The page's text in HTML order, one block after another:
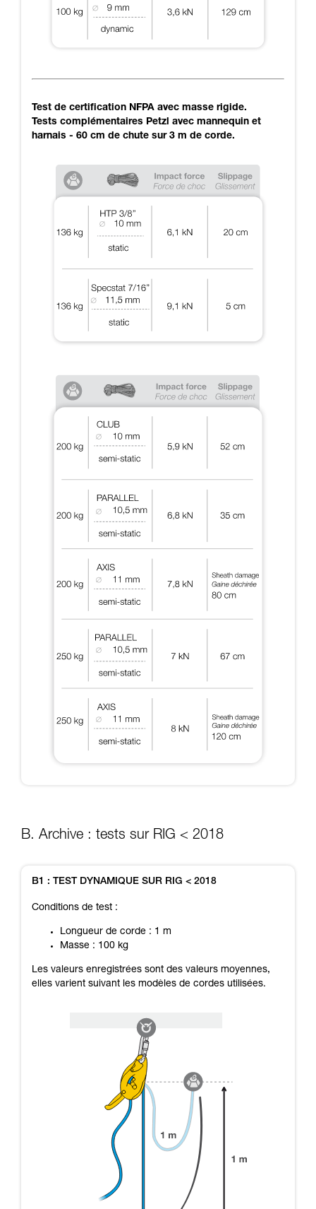
Test de certification NFPA avec masse rigide.
Tests complémentaires Petzl avec mannequin et
harnais - 60 cm de chute sur 3 m de corde.
B. Archive : tests sur RIG < 2018
B1 : TEST DYNAMIQUE SUR RIG < 2018
Conditions de test :
Longueur de corde : 1 m
Masse : 100 kg
Les valeurs enregistrées sont des valeurs moyennes,
elles varient suivant les modèles de cordes utilisées.